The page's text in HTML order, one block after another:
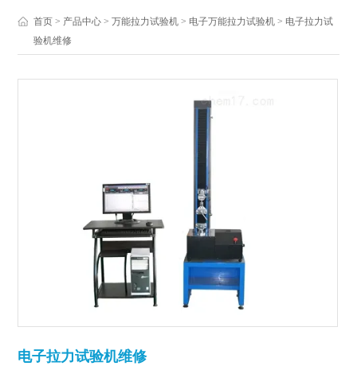
首页 > 产品中心 >万能拉力试验机 > 电子万能拉力试验机 > 电子拉力试
验机维修
电子拉力试验机维修